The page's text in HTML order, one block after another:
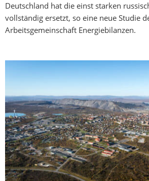
Deutschland hat die einst starken
vollständig ersetzt, so eine neue Studie
Arbeitsgemeinschaft Energiebilanzen.